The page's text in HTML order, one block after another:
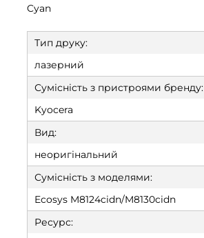
Cyan
Тип друку:
лазерний
Сумісність з пристроями бренду:
Kyocera
Вид:
неоригінальний
Сумісність з моделями:
Ecosys M8124cidn/M8130cidn
Ресурс: